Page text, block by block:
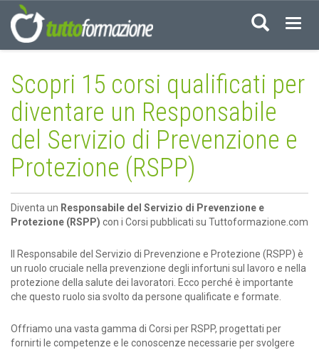
Scopri 15 corsi qualificati per
diventare un Responsabile
del Servizio di Prevenzione e
Protezione (RSPP)
Diventa un Responsabile del Servizio di Prevenzione e
Protezione (RSPP) con i Corsi pubblicati su Tuttoformazione.com
Il Responsabile del Servizio di Prevenzione e Protezione (RSPP) è
un ruolo cruciale nella prevenzione degli infortuni sul lavoro e nella
protezione della salute dei lavoratori. Ecco perché è importante
che questo ruolo sia svolto da persone qualificate e formate.
Offriamo una vasta gamma di Corsi per RSPP, progettati per
fornirti le competenze e le conoscenze necessarie per svolgere